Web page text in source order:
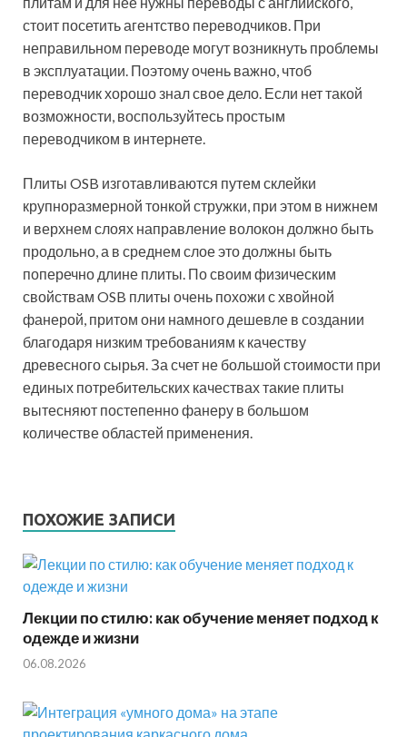
стоит посетить агентство переводчиков. При
неправильном переводе могут возникнуть проблемы
в эксплуатации. Поэтому очень важно, чтоб
переводчик хорошо знал свое дело. Если нет такой
возможности, воспользуйтесь простым
переводчиком в интернете.
Плиты OSB изготавливаются путем склейки
крупноразмерной тонкой стружки, при этом в нижнем
и верхнем слоях направление волокон должно быть
продольно, а в среднем слое это должны быть
поперечно длине плиты. По своим физическим
свойствам OSB плиты очень похожи с хвойной
фанерой, притом они намного дешевле в создании
благодаря низким требованиям к качеству
древесного сырья. За счет не большой стоимости при
единых потребительских качествах такие плиты
вытесняют постепенно фанеру в большом
количестве областей применения.
ПОХОЖИЕ ЗАПИСИ
Лекции по стилю: как обучение меняет подход к
одежде и жизни
06.08.2026